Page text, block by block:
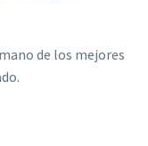
de los mejores